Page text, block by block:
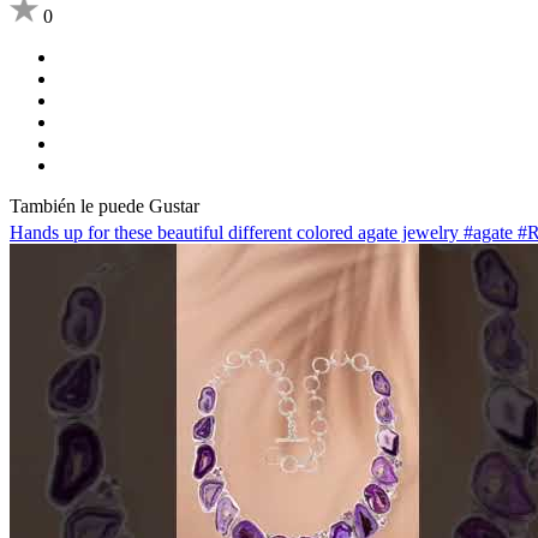
0
También le puede Gustar
Hands up for these beautiful different colored agate jewelry #agate